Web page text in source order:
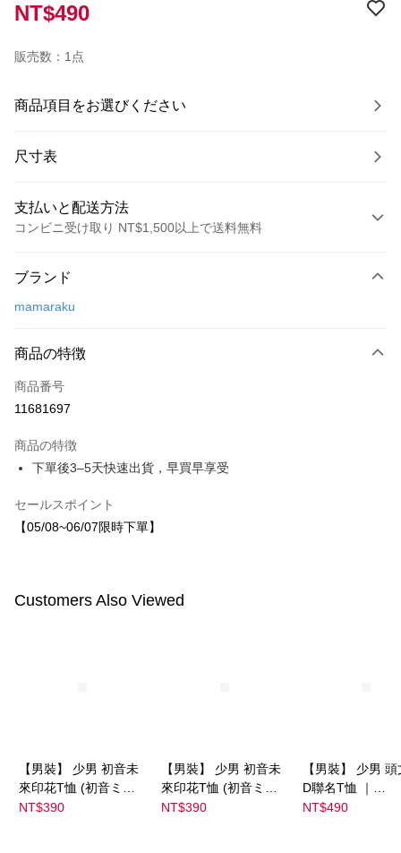
NT$490
販売数：1点
商品項目をお選びください
尺寸表
支払いと配送方法
コンビニ受け取り NT$1,500以上で送料無料
クレジットカード1回払い
Apple Pay
JKOPAY
配送方法
配送毎にNT$80、NT$1,500以上で送料無料
宅配
ブランド
mamaraku
商品の特徴
商品番号
11681697
商品の特徴
下單後3–5天快速出貨，早買早享受
セールスポイント
【05/08~06/07限時下單】
Customers Also Viewed
【男裝】 少男 初音未
來印花T恤 (初音ミク)
｜
NT$390
【男裝】 少男 初音未
來印花T恤 (初音ミク)
｜
NT$390
【男裝】 少男
D聯名T恤 ｜
NT$490